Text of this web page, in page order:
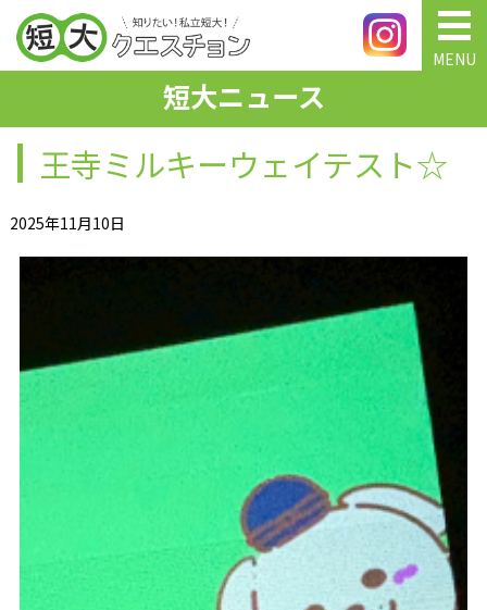
MENU
短大ニュース
王寺ミルキーウェイテスト☆
2025年11月10日